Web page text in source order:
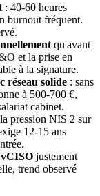
: 40-60 heures
burnout fréquent.
qu'avant
et la prise en
à la signature.
réseau solide : sans
à 500-700 €,
cabinet.
pression NIS 2 sur
12-15 ans
justement
trend observé